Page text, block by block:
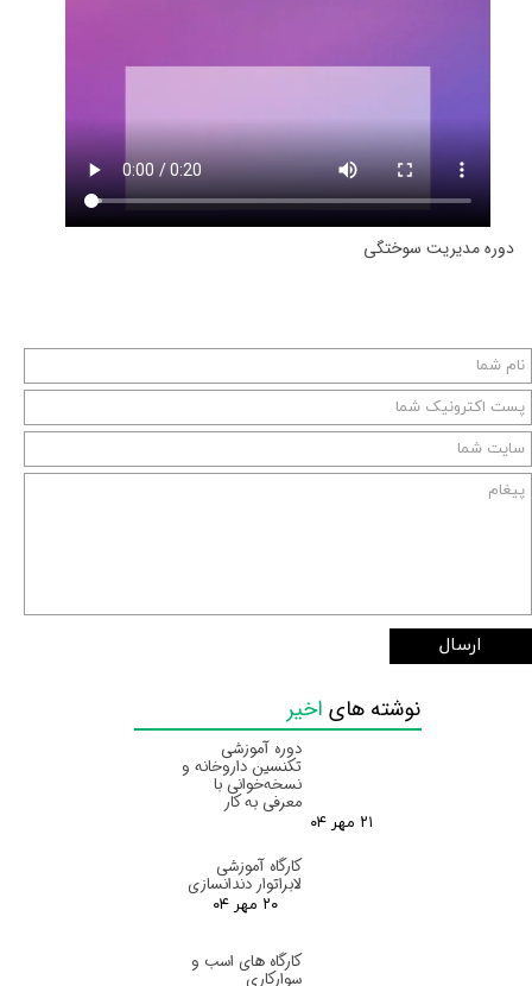
دوره مدیریت سوختگی
ارسال
نوشته های اخیر
دوره آموزشی
تکنسین داروخانه و
نسخه‌خوانی با
معرفی به کار
۲۱ مهر ۰۴
کارگاه آموزشی
لابراتوار دندانسازی
۲۰ مهر ۰۴
کارگاه های اسب و
سوارکاری